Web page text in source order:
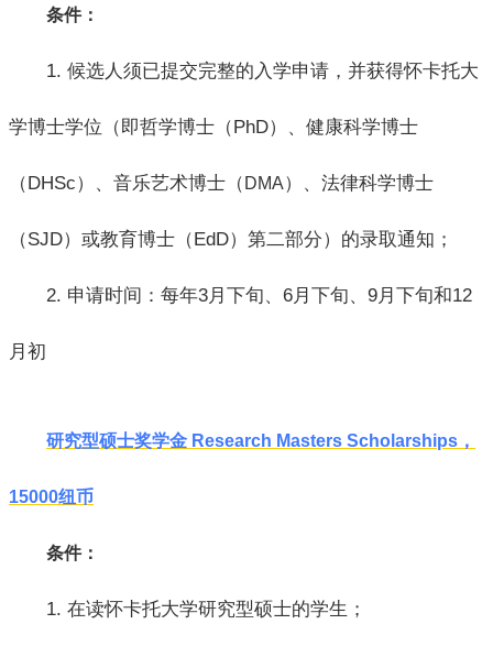
条件：
1. 候选人须已提交完整的入学申请，并获得怀卡托大
学博士学位（即哲学博士（PhD）、健康科学博士
（DHSc）、音乐艺术博士（ DMA）、法律科学博士
（SJD）或教育博士（EdD）第二部分）的录取通知；
2. 申请时间：每年3月下旬、6月下旬、9月下旬和12
月初
研究型硕士奖学金 Research Masters Scholarships，
15000纽币
条件：
1. 在读怀卡托大学研究型硕士的学生；